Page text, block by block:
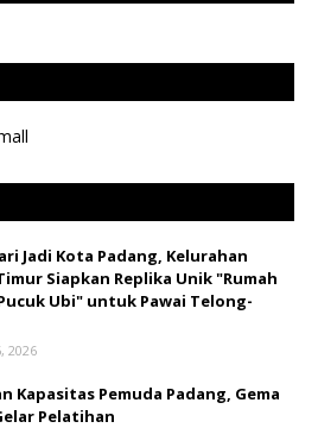
Jadi Kota Padang, Kelurahan
Siapkan Replika Unik "Rumah
Ubi" untuk Pawai Telong-
2026
Kapasitas Pemuda Padang, Gema
Pelatihan